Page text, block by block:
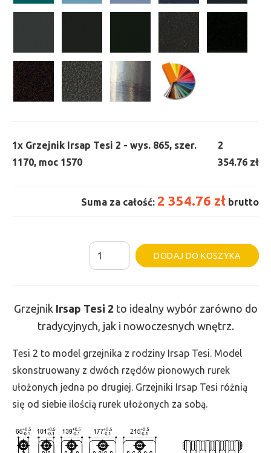
1x Grzejnik Irsap Tesi 2 - wys. 865, szer.
1170, moc 1570
2
354.76 zł
Suma za całość: 2 354.76 zł brutto
ilość
Grzejnik
-
wys.
865,
szer.
1170,
1570
DODAJ DO KOSZYKA
Grzejnik Irsap Tesi 2 to idealny wybór zarówno do
tradycyjnych, jak i nowoczesnych wnętrz.
Tesi 2 to model grzejnika z rodziny Irsap Tesi. Model
skonstruowany z dwóch rzędów pionowych rurek
ułożonych jedna po drugiej. Grzejniki Irsap Tesi różnią
się od siebie ilością rurek ułożonych za sobą.